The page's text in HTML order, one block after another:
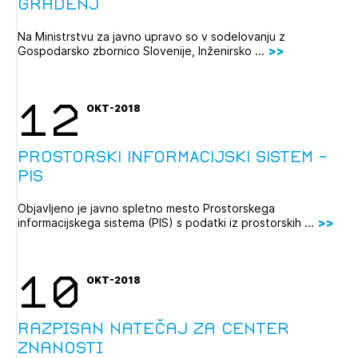
gradenj
Na Ministrstvu za javno upravo so v sodelovanju z
Gospodarsko zbornico Slovenije, Inženirsko ...
12 OKT-2018
PROSTORSKI INFORMACIJSKI SISTEM -
PIS
Objavljeno je javno spletno mesto Prostorskega
informacijskega sistema (PIS) s podatki iz prostorskih ...
10 OKT-2018
Razpisan natečaj za Center
znanosti